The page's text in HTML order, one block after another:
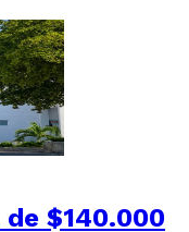
de $140.000